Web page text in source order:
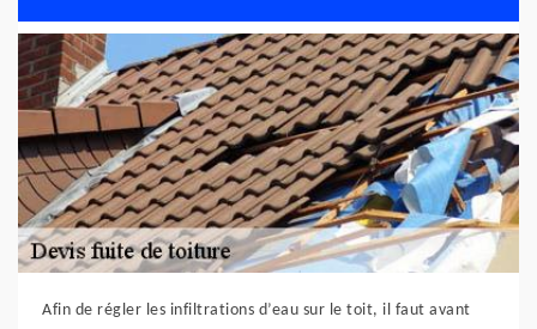
Afin de régler les infiltrations d’eau sur le toit, il faut avant